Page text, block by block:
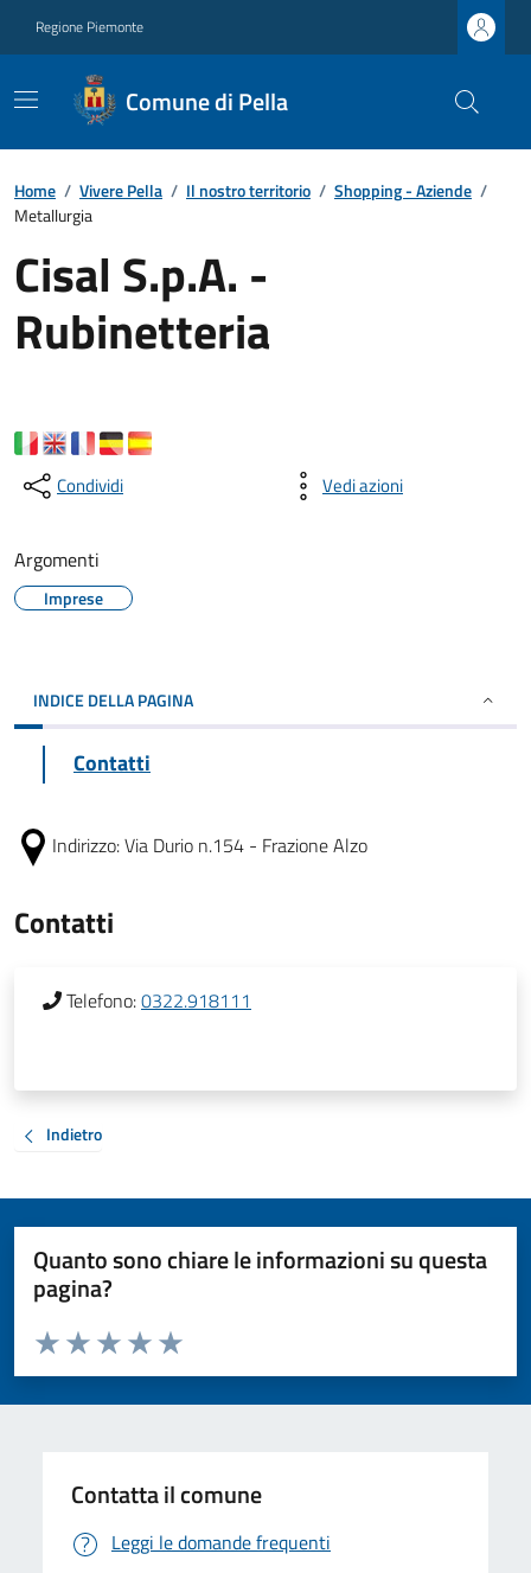
Regione Piemonte
Comune di Pella
Home / Vivere Pella / Il nostro territorio / Shopping - Aziende /
Metallurgia
Cisal S.p.A. -
Rubinetteria
Condividi Vedi azioni
Argomenti
Imprese
INDICE DELLA PAGINA
Contatti
Indirizzo:Via Durio n.154 - Frazione Alzo
Contatti
Telefono:0322.918111
Indietro
Quanto sono chiare le informazioni su questa
pagina?
Valuta da 1 a 5 stelle la pagina
Valuta 5 stelle su 5
Valuta 4 stelle su 5
Valuta 3 stelle su 5
Valuta 2 stelle su 5
Valuta 1 stelle su 5
Contatta il comune
Leggi le domande frequenti